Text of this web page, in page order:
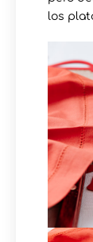
los